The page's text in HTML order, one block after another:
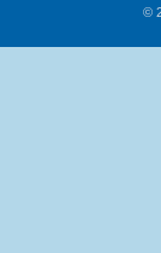
©